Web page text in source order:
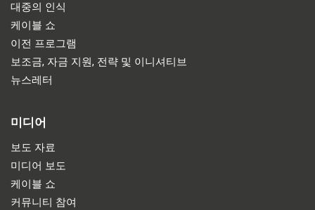
대중의 인식
케이블 쇼
이전 프로그램
보조금, 자금 지원, 전략 및 이니셔티브
뉴스레터
미디어
보도 자료
미디어 보도
케이블 쇼
커뮤니티 참여